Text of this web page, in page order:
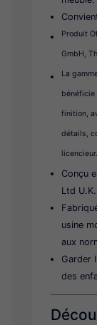
Produit
GmbH,
La
finition,
détails,
licencieur.
Conçu
Ltd U.K.
usine
aux
Garder
des